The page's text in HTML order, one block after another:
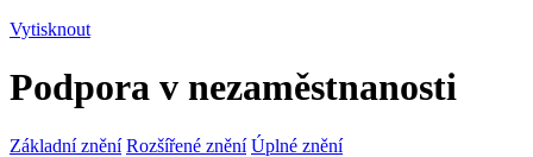
Vytisknout
Podpora v nezaměstnanosti
Základní znění Rozšířené znění Úplné znění